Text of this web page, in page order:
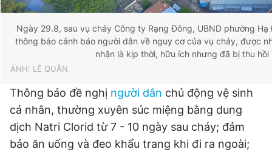
Ngày 29.8, sau vụ cháy Công ty Rạng Đông, UBND phường
thông báo cảnh báo người dân về nguy cơ của vụ cháy, được
nhận là kịp thời, hữu ích nhưng đã bị thu hồi
ẢNH: LÊ QUÂN
Thông báo đề nghị người dân chủ động vệ sinh
cá nhân, thường xuyên súc miệng bằng dung
dịch Natri Clorid từ 7 - 10 ngày sau cháy; đảm
bảo ăn uống và đeo khẩu trang khi đi ra ngoài;